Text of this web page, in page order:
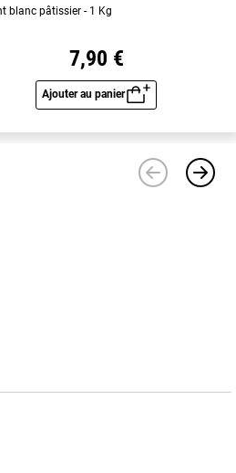
blanc pâtissier - 1 Kg
7,90 €
Ajouter au panier
Aperçu rapide